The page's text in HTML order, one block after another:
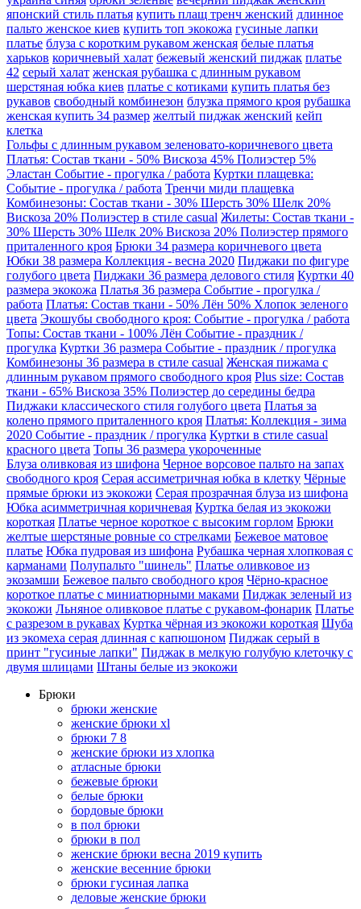
японский стиль платья купить плащ тренч женский длинное
пальто женское киев купить топ экокожа гусиные лапки
платье блуза с коротким рукавом женская белые платья
харьков коричневый халат бежевый женский пиджак платье
42 серый халат женская рубашка с длинным рукавом
шерстяная юбка киев платье с котиками купить платья без
рукавов свободный комбинезон блузка прямого кроя рубашка
женская купить 34 размер желтый пиджак женский кейп
клетка
Гольфы с длинным рукавом зеленовато-коричневого цвета
Платья: Состав ткани - 50% Вискоза 45% Полиэстер 5%
Эластан Событие - прогулка / работа Куртки плащевка:
Событие - прогулка / работа Тренчи миди плащевка
Комбинезоны: Состав ткани - 30% Шерсть 30% Шелк 20%
Вискоза 20% Полиэстер в стиле casual Жилеты: Состав ткани -
30% Шерсть 30% Шелк 20% Вискоза 20% Полиэстер прямого
приталенного кроя Брюки 34 размера коричневого цвета
Юбки 38 размера Коллекция - весна 2020 Пиджаки по фигуре
голубого цвета Пиджаки 36 размера делового стиля Куртки 40
размера экокожа Платья 36 размера Событие - прогулка /
работа Платья: Состав ткани - 50% Лён 50% Хлопок зеленого
цвета Экошубы свободного кроя: Событие - прогулка / работа
Топы: Состав ткани - 100% Лён Событие - праздник /
прогулка Куртки 36 размера Событие - праздник / прогулка
Комбинезоны 36 размера в стиле casual Женская пижама с
длинным рукавом прямого свободного кроя Plus size: Состав
ткани - 65% Вискоза 35% Полиэстер до середины бедра
Пиджаки классического стиля голубого цвета Платья за
колено прямого приталенного кроя Платья: Коллекция - зима
2020 Событие - праздник / прогулка Куртки в стиле casual
красного цвета Топы 36 размера укороченные
Блуза оливковая из шифона Черное ворсовое пальто на запах
свободного кроя Серая ассиметричная юбка в клетку Чёрные
прямые брюки из экокожи Серая прозрачная блуза из шифона
Юбка асимметричная коричневая Куртка белая из экокожи
короткая Платье черное короткое с высоким горлом Брюки
желтые шерстяные ровные со стрелками Бежевое матовое
платье Юбка пудровая из шифона Рубашка черная хлопковая с
карманами Полупальто "шинель" Платье оливковое из
экозамши Бежевое пальто свободного кроя Чёрно-красное
короткое платье с миниатюрными маками Пиджак зеленый из
экокожи Льняное оливковое платье с рукавом-фонарик Платье
с разрезом в рукавах Куртка чёрная из экокожи короткая Шуба
из экомеха серая длинная с капюшоном Пиджак серый в
принт "гусиные лапки" Пиджак в мелкую голубую клеточку с
двумя шлицами Штаны белые из экокожи
Брюки
брюки женские
женские брюки xl
брюки 7 8
женские брюки из хлопка
атласные брюки
бежевые брюки
белые брюки
бордовые брюки
в пол брюки
брюки в пол
женские брюки весна 2019 купить
женские весенние брюки
брюки гусиная лапка
деловые женские брюки